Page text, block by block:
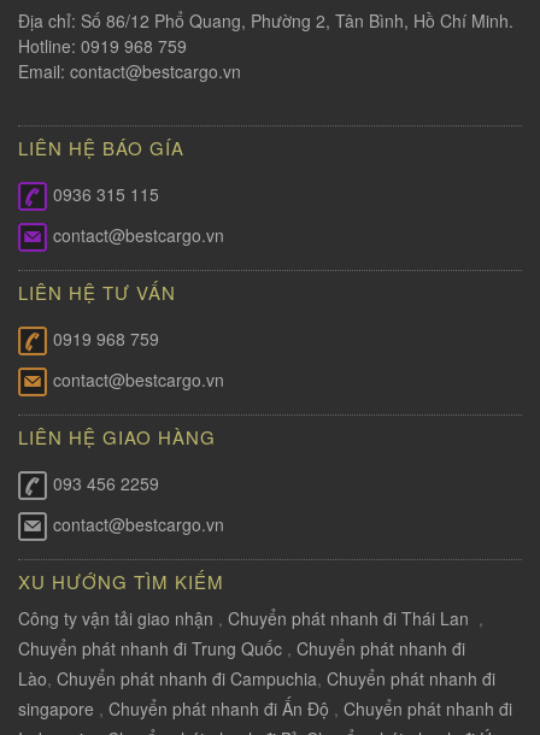
Địa chỉ: Số 86/12 Phổ Quang, Phường 2, Tân Bình, Hồ Chí Minh.
Hotline: 0919 968 759
Email: contact@bestcargo.vn
LIÊN HỆ BÁO GÍA
0936 315 115
contact@bestcargo.vn
LIÊN HỆ TƯ VẤN
0919 968 759
contact@bestcargo.vn
LIÊN HỆ GIAO HÀNG
093 456 2259
contact@bestcargo.vn
XU HƯỚNG TÌM KIẾM
Công ty vận tải giao nhận , Chuyển phát nhanh đi Thái Lan ,
Chuyển phát nhanh đi Trung Quốc , Chuyển phát nhanh đi
Lào, Chuyển phát nhanh đi Campuchia, Chuyển phát nhanh đi
singapore , Chuyển phát nhanh đi Ấn Độ , Chuyển phát nhanh đi